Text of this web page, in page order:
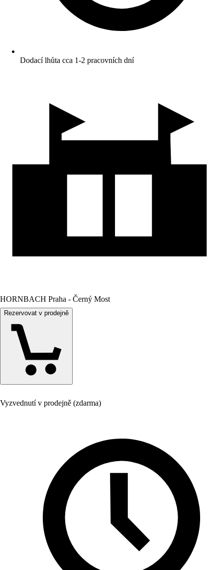
Dodací lhůta cca 1-2 pracovních dní
HORNBACH Praha - Černý Most
Rezervovat v prodejně
Vyzvednutí v prodejně (zdarma)